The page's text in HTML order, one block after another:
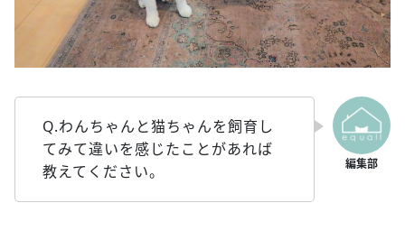
Q.わんちゃんと猫ちゃんを飼育し
てみて違いを感じたことがあれば
教えてください。